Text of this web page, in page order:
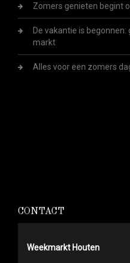
Zomers genieten begint
De vakantie is
markt
Alles voor een zomers
CONTACT
Weekmarkt Houten